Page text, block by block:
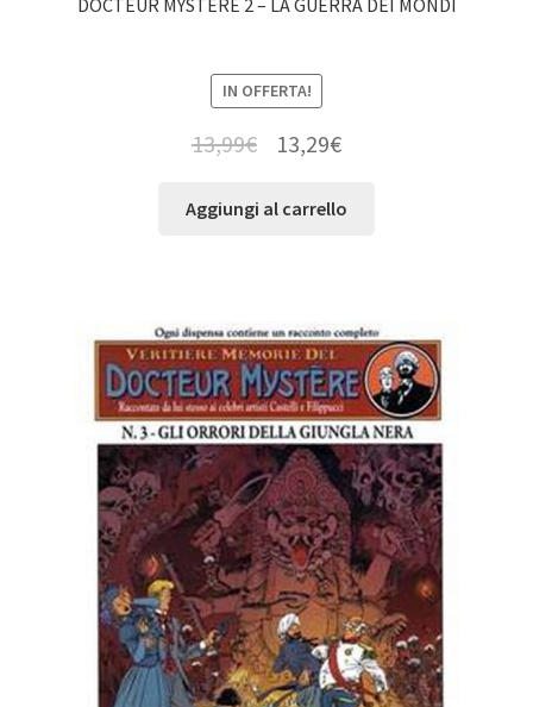
DOCTEUR MYSTERE 2 – LA GUERRA DEI MONDI
IN OFFERTA!
13,99€ 13,29€
Aggiungi al carrello